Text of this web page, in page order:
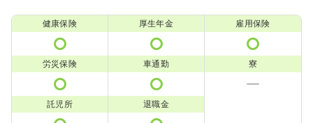
健康保険 厚生年金 雇用保険
労災保険 車通勤 寮
託児所 退職金